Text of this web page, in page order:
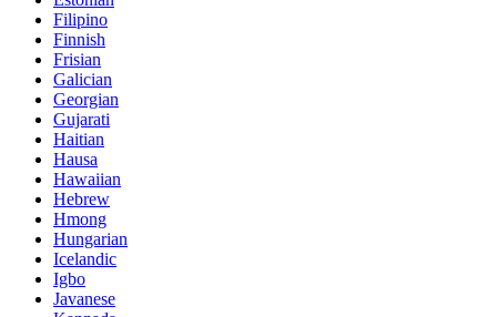
Filipino
Finnish
Frisian
Galician
Georgian
Gujarati
Haitian
Hausa
Hawaiian
Hebrew
Hmong
Hungarian
Icelandic
Igbo
Javanese